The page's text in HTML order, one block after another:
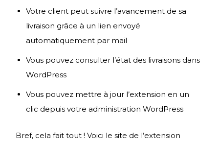
Votre client peut suivre l’avancement de sa
livraison grâce à un lien envoyé
automatiquement par mail
Vous pouvez consulter l’état des livraisons dans
WordPress
Vous pouvez mettre à jour l’extension en un
clic depuis votre administration WordPress
Bref, cela fait tout ! Voici le site de l’extension